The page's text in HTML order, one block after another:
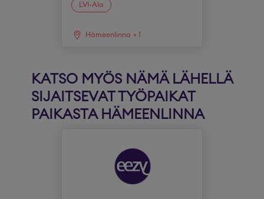
LVI-Ala
Hämeenlinna + 1
KATSO MYÖS NÄMÄ LÄHELLÄ
SIJAITSEVAT TYÖPAIKAT
PAIKASTA HÄMEENLINNA